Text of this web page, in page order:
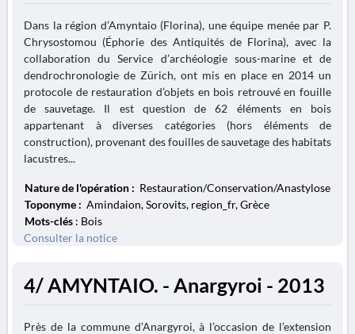
Dans la région d’Amyntaio (Florina), une équipe menée par P.
Chrysostomou (Éphorie des Antiquités de Florina), avec la
collaboration du Service d’archéologie sous-marine et de
dendrochronologie de Zürich, ont mis en place en 2014 un
protocole de restauration d’objets en bois retrouvé en fouille
de sauvetage. Il est question de 62 éléments en bois
appartenant à diverses catégories (hors éléments de
construction), provenant des fouilles de sauvetage des habitats
lacustres...
Nature de l'opération : Restauration/Conservation/Anastylose
Toponyme : Amindaion, Sorovits, region_fr, Grèce
Mots-clés : Bois
Consulter la notice
4/ AMYNTAIO. - Anargyroi - 2013
Près de la commune d’Anargyroi, à l’occasion de l’extension